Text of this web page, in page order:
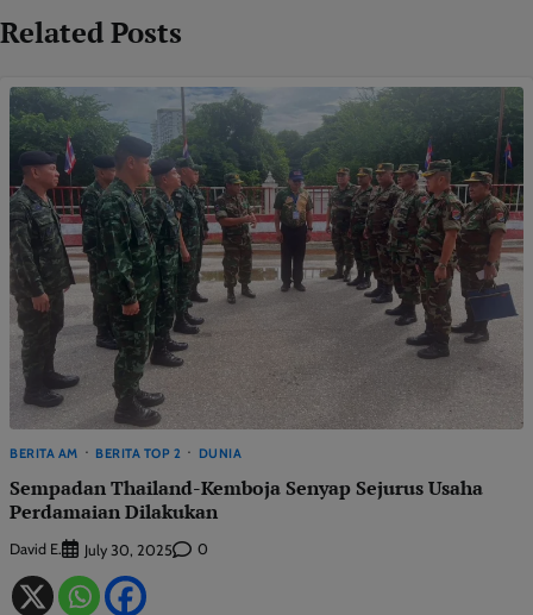
Related Posts
BERITA AM BERITA TOP 2 DUNIA
Sempadan Thailand-Kemboja Senyap Sejurus Usaha
Perdamaian Dilakukan
David E. July 30, 2025 0